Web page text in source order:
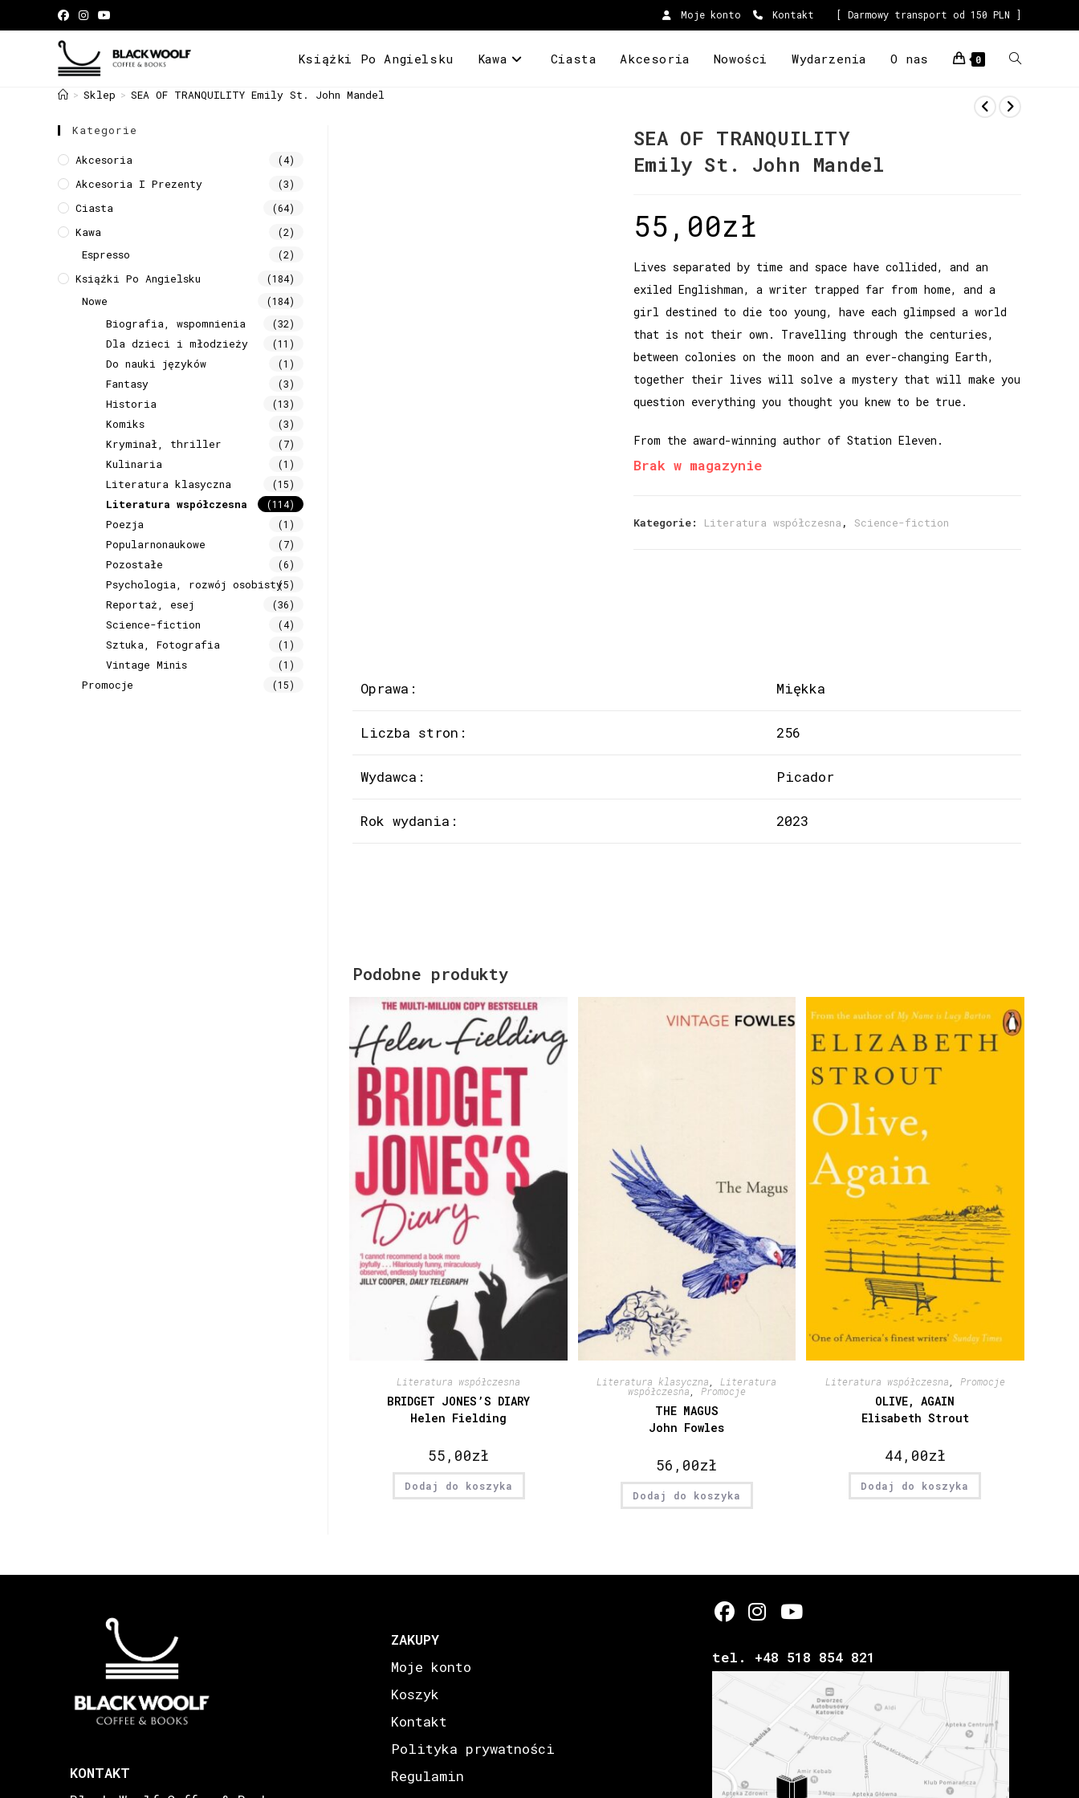
Moje konto Kontakt [ Darmowy transport od 150 PLN ]
Książki Po Angielsku Kawa Ciasta Akcesoria Nowości Wydarzenia O nas 0
> Sklep > SEA OF TRANQUILITY Emily St. John Mandel
SEA OF TRANQUILITY
Emily St. John Mandel
55,00zł
Lives separated by time and space have collided, and an
exiled Englishman, a writer trapped far from home, and a
girl destined to die too young, have each glimpsed a world
that is not their own. Travelling through the centuries,
between colonies on the moon and an ever-changing Earth,
together their lives will solve a mystery that will make you
question everything you thought you knew to be true.
From the award-winning author of Station Eleven.
Brak w magazynie
Kategorie: Literatura współczesna , Science-fiction
Oprawa: Miękka
Liczba stron: 256
Wydawca: Picador
Rok wydania: 2023
Podobne produkty
Literatura współczesna
BRIDGET JONES’S DIARY
Helen Fielding
55,00zł
Dodaj do koszyka
Literatura klasyczna Literatura
współczesna Promocje
THE MAGUS
John Fowles
56,00zł
Dodaj do koszyka
Literatura współczesna Promocje
OLIVE, AGAIN
Elisabeth Strout
44,00zł
Dodaj do koszyka
Kategorie
Akcesoria (4)
Akcesoria I Prezenty (3)
Ciasta (64)
Kawa (2)
Espresso (2)
Książki Po Angielsku (184)
Nowe (184)
Biografia, wspomnienia (32)
Dla dzieci i młodzieży (11)
Do nauki języków (1)
Fantasy (3)
Historia (13)
Komiks (3)
Kryminał, thriller (7)
Kulinaria (1)
Literatura klasyczna (15)
Literatura współczesna (114)
Poezja (1)
Popularnonaukowe (7)
Pozostałe (6)
Psychologia, rozwój osobisty(5)
Reportaż, esej (36)
Science-fiction (4)
Sztuka, Fotografia (1)
Vintage Minis (1)
Promocje (15)
KONTAKT
ZAKUPY
Moje konto
Koszyk
Kontakt
Polityka prywatności
Regulamin
tel. +48 518 854 821